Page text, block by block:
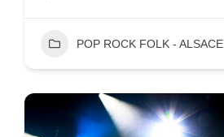
POP ROCK FOLK - ALSACE